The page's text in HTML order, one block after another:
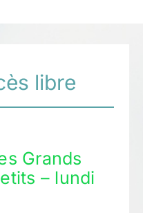
libre
Grands
– lundi